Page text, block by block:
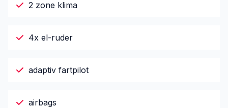
2 zone klima
4x el-ruder
adaptiv fartpilot
airbags